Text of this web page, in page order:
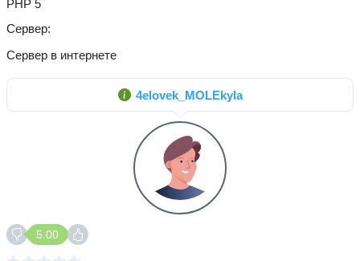
PHP 5
Сервер
Сервер в интернете
4elovek_MOLEkyla
5.00